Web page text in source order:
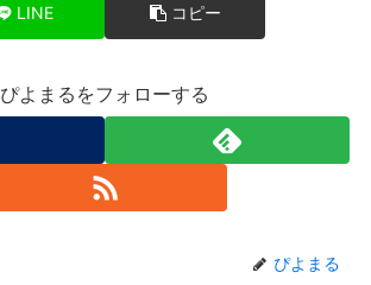
LINE コピー
ぴよまるをフォローする
ぴよまる